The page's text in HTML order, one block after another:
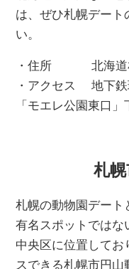
は、ぜひ札幌デート
い。
・住所 北海道札
・アクセス 地下鉄
「モエレ公園東口
札
札幌の動物園デート
有名スポットではな
中央区に位置してお
スできる札幌市円山